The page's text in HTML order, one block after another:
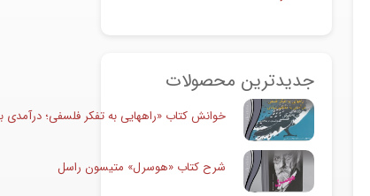
جدیدترین محصولات
خوانش کتاب «راههایی به تفکر فلسفی؛ درآمدی
شرح کتاب «هوسرل» متیسون راسل